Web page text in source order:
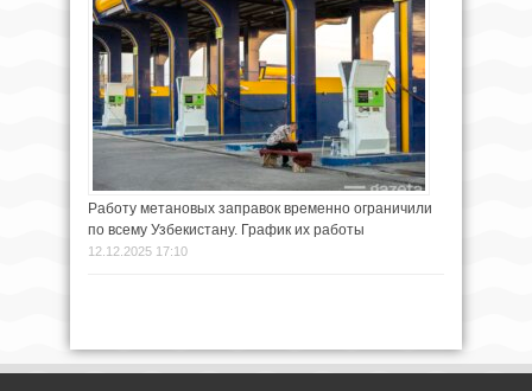
Работу метановых заправок временно ограничили
по всему Узбекистану. График их работы
12.12.2025 17:10